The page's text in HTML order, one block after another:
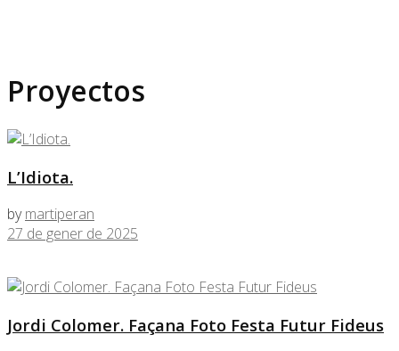
Proyectos
L’Idiota.
by martiperan
27 de gener de 2025
Jordi Colomer. Façana Foto Festa Futur Fideus